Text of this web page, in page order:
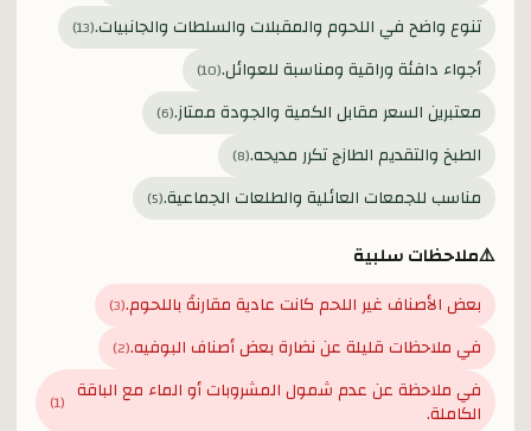
تنوع واضح في اللحوم والمقبلات والسلطات والجانبيات.(
13
)
أجواء دافئة وراقية ومناسبة للعوائل.(
10
)
معتبرين السعر مقابل الكمية والجودة ممتاز.(
6
)
الطبخ والتقديم الطازج تكرر مديحه.(
8
)
مناسب للجمعات العائلية والطلعات الجماعية.(
5
)
⚠️ملاحظات سلبية
بعض الأصناف غير اللحم كانت عادية مقارنةً باللحوم.(
3
)
في ملاحظات قليلة عن نضارة بعض أصناف البوفيه.(
2
)
في ملاحظة عن عدم شمول المشروبات أو الماء مع الباقة
الكاملة. (
1
)